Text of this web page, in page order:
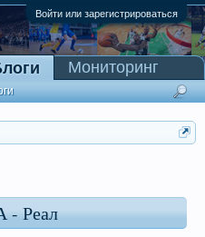
Войти или зарегистрироваться
- Реал
Мониторинг